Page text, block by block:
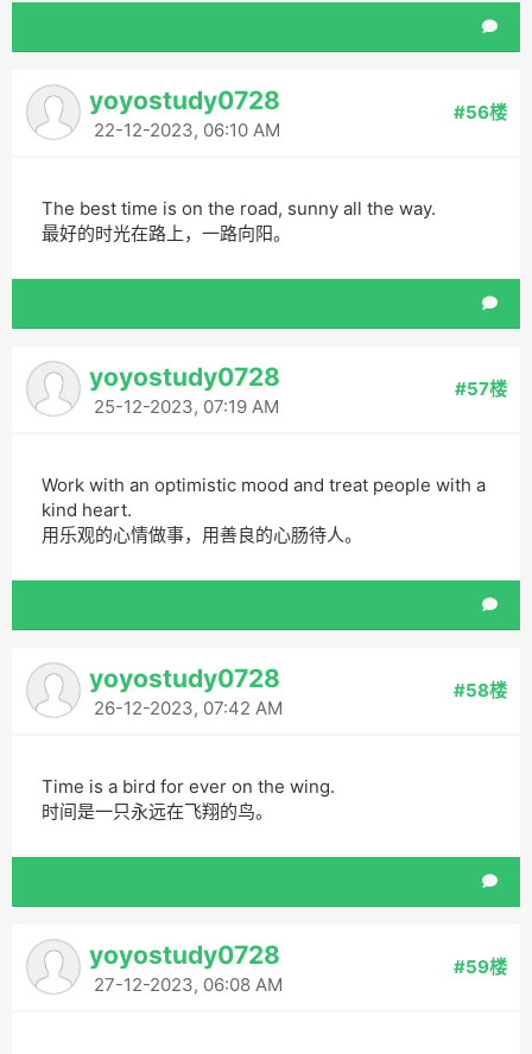
yoyostudy0728
22-12-2023, 06:10 AM
#56楼
The best time is on the road, sunny all the way.
最好的时光在路上，一路向阳。
yoyostudy0728
25-12-2023, 07:19 AM
#57楼
Work with an optimistic mood and treat people with a
kind heart.
用乐观的心情做事，用善良的心肠待人。
yoyostudy0728
26-12-2023, 07:42 AM
#58楼
Time is a bird for ever on the wing.
时间是一只永远在飞翔的鸟。
yoyostudy0728
27-12-2023, 06:08 AM
#59楼